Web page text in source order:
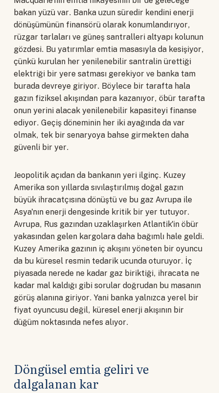
bakan yüzü var. Banka uzun süredir kendini enerji
dönüşümünün finansörü olarak konumlandırıyor,
rüzgar tarlaları ve güneş santralleri altyapı kolunun
gözdesi. Bu yatırımlar emtia masasıyla da kesişiyor,
çünkü kurulan her yenilenebilir santralin ürettiği
elektriği bir yere satması gerekiyor ve banka tam
burada devreye giriyor. Böylece bir tarafta hala
gazın fiziksel akışından para kazanıyor, öbür tarafta
onun yerini alacak yenilenebilir kapasiteyi finanse
ediyor. Geçiş döneminin her iki ayağında da var
olmak, tek bir senaryoya bahse girmekten daha
güvenli bir yer.
Jeopolitik açıdan da bankanın yeri ilginç. Kuzey
Amerika son yıllarda sıvılaştırılmış doğal gazın
büyük ihracatçısına dönüştü ve bu gaz Avrupa ile
Asya'nın enerji dengesinde kritik bir yer tutuyor.
Avrupa, Rus gazından uzaklaşırken Atlantik'in öbür
yakasından gelen kargolara daha bağımlı hale geldi.
Kuzey Amerika gazının iç akışını yöneten bir oyuncu
da bu küresel resmin tedarik ucunda oturuyor. İç
piyasada nerede ne kadar gaz biriktiği, ihracata ne
kadar mal kaldığı gibi sorular doğrudan bu masanın
görüş alanına giriyor. Yani banka yalnızca yerel bir
fiyat oyuncusu değil, küresel enerji akışının bir
düğüm noktasında nefes alıyor.
Döngüsel emtia geliri ve
dalgalanan kar